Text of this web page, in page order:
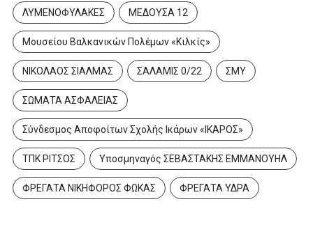
ΛΥΜΕΝΟΦΥΛΑΚΕΣ ΜΕΔΟΥΣΑ 12
Μουσείου Βαλκανικών Πολέμων «Κιλκίς»
ΝΙΚΟΛΑΟΣ ΣΙΑΛΜΑΣ ΣΑΛΑΜΙΣ 0/22 ΣΜΥ
ΣΩΜΑΤΑ ΑΣΦΑΛΕΙΑΣ
Σύνδεσμος Αποφοίτων Σχολής Ικάρων «ΙΚΑΡΟΣ»
ΤΠΚ ΡΙΤΣΟΣ Υποσμηναγός ΣΕΒΑΣΤΑΚΗΣ ΕΜΜΑΝΟΥΗΛ
ΦΡΕΓΑΤΑ ΝΙΚΗΦΟΡΟΣ ΦΩΚΑΣ ΦΡΕΓΑΤΑ ΥΔΡΑ